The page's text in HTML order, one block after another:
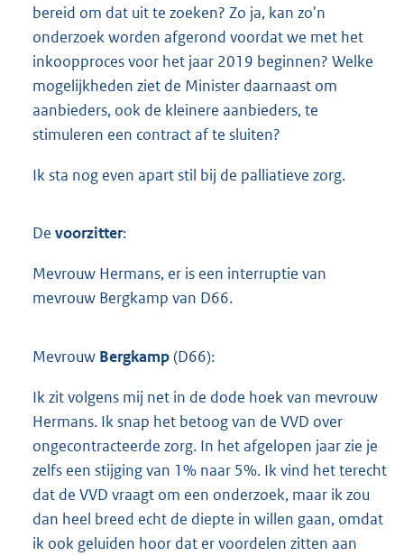
bereid om dat uit te zoeken? Zo ja, kan zo'n
onderzoek worden afgerond voordat we met het
inkoopproces voor het jaar 2019 beginnen? Welke
mogelijkheden ziet de Minister daarnaast om
aanbieders, ook de kleinere aanbieders, te
stimuleren een contract af te sluiten?
Ik sta nog even apart stil bij de palliatieve zorg.
De voorzitter:
Mevrouw Hermans, er is een interruptie van
mevrouw Bergkamp van D66.
Mevrouw Bergkamp(D66):
Ik zit volgens mij net in de dode hoek van mevrouw
Hermans. Ik snap het betoog van de VVD over
ongecontracteerde zorg. In het afgelopen jaar zie je
zelfs een stijging van 1% naar 5%. Ik vind het terecht
dat de VVD vraagt om een onderzoek, maar ik zou
dan heel breed echt de diepte in willen gaan, omdat
ik ook geluiden hoor dat er voordelen zitten aan